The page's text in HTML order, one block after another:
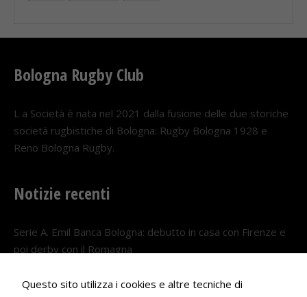
Bologna Rugby Club
L a Società è nata nel 2021 dalla fusione delle due storiche
società rugbistiche di Bologna: Rugby Bologna 1928 e
Reno Bologna Rugby.
Notizie recenti
Serie A. Emil Banca Bologna: debutto in casa con Firenze e
poi derby con il Romagna
Questo sito utilizza i cookies e altre tecniche di